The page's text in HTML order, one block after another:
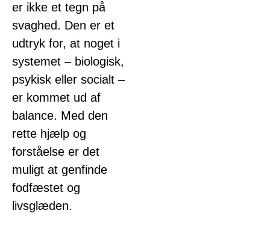
er ikke et tegn på
svaghed. Den er et
udtryk for, at noget i
systemet – biologisk,
psykisk eller socialt –
er kommet ud af
balance. Med den
rette hjælp og
forståelse er det
muligt at genfinde
fodfæstet og
livsglæden.